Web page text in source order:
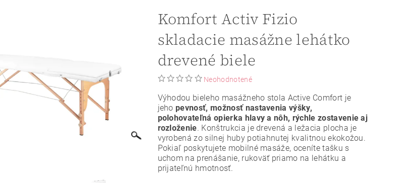
Komfort Activ Fizio
skladacie masážne lehátko
drevené biele
Neohodnotené
Výhodou bieleho masážneho stola Active Comfort je
jehopevnosť, možnosť nastavenia výšky,
polohovateľná opierka hlavy a nôh, rýchle zostavenie aj
rozloženie. Konštrukcia je drevená a ležacia plocha je
vyrobená zo silnej huby potiahnutej kvalitnou ekokožou.
Pokiaľ poskytujete mobilné masáže, oceníte tašku s
uchom na prenášanie, rukoväť priamo na lehátku a
prijateľnú hmotnosť.